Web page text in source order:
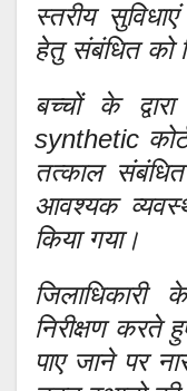
स्तरीय
हेतु संबंधित को
बच्चों के
synthetic कोर्ट
तत्काल
आवश्यक
किया गया।
निरीक्षण करते
पाए जाने पर